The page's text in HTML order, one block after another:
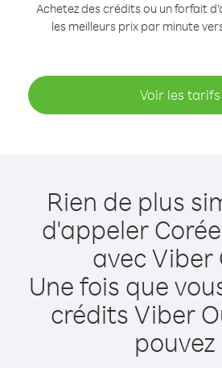
Achetez des crédits ou un forfait
les meilleurs prix par minute
Voir les tarifs
Rien de plus
d'appeler
avec Viber
Une fois que
crédits Viber
pouvez